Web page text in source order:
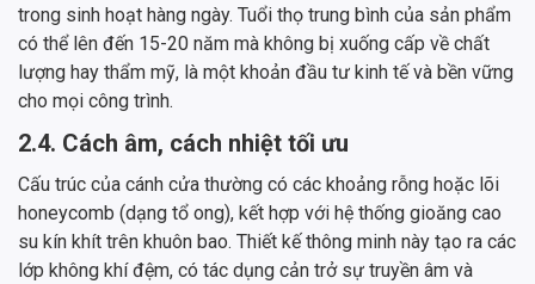
trong sinh hoạt hàng ngày. Tuổi thọ trung bình của sản phẩm
có thể lên đến 15-20 năm mà không bị xuống cấp về chất
lượng hay thẩm mỹ, là một khoản đầu tư kinh tế và bền vững
cho mọi công trình.
2.4. Cách âm, cách nhiệt tối ưu
Cấu trúc của cánh cửa thường có các khoảng rỗng hoặc lõi
honeycomb (dạng tổ ong), kết hợp với hệ thống gioăng cao
su kín khít trên khuôn bao. Thiết kế thông minh này tạo ra các
lớp không khí đệm, có tác dụng cản trở sự truyền âm và